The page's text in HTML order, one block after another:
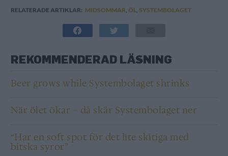
RELATERADE ARTIKLAR: MIDSOMMAR ÖL, SYSTEMBOLAGET
REKOMMENDERAD LÄSNING
Beer grows while Systembolaget shrinks
När ölet ökar – då skär Systembolaget ner
“Har en soft spot för det lite skitiga med
bitska syror”